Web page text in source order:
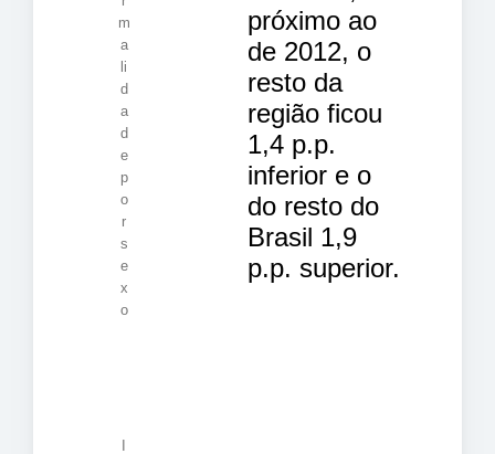
m
a
li
d
a
d
e
p
o
r
s
e
x
o
I
próximo ao
de 2012, o
resto da
região ficou
1,4 p.p.
inferior e o
do resto do
Brasil 1,9
p.p. superior.